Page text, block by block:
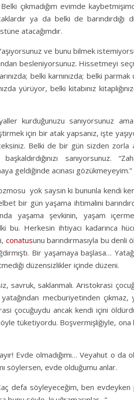
çıkmadığım evimde
ya da belki de barındırdığı
atacağımdır.
ve bunu bilmek
besleniyorsunuz. Hissetmeyi
belki karnınızda; belki
yürüyor, belki kitabınız
kurduğunuzu sanıyorsunuz
için bir atak yapsanız, işte
Belki de bir gün sizden zorla
sanıyorsunuz.
geldiğinde acınası gözükmeyeyim.”
yok saysın ki bununla kendi
bir gün yaşama ihtimalini
yaşama şevkinin, yaşam
bu. Herkesin ihtiyacı kadarınca
conatusunu barındırmasıyla bu denli
Bir yaşamaya başlasa…
düzensizlikler içinde düzeni.
savruk, saklanmalı. Aristokrasi
mecburiyetinden çıkmaz,
çocuğuydu ancak kendi içini
tüketiyordu. Boşvermişliğiyle, ona
Evde olmadığımı… Veyahut o
söylersen, evde olduğumu anlar.
defa söyleyeceğim, ben evdeyken